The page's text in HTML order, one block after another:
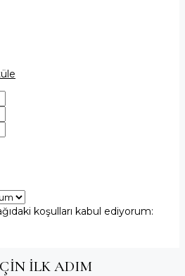
koşulları kabul ediyorum:
İLK ADIM